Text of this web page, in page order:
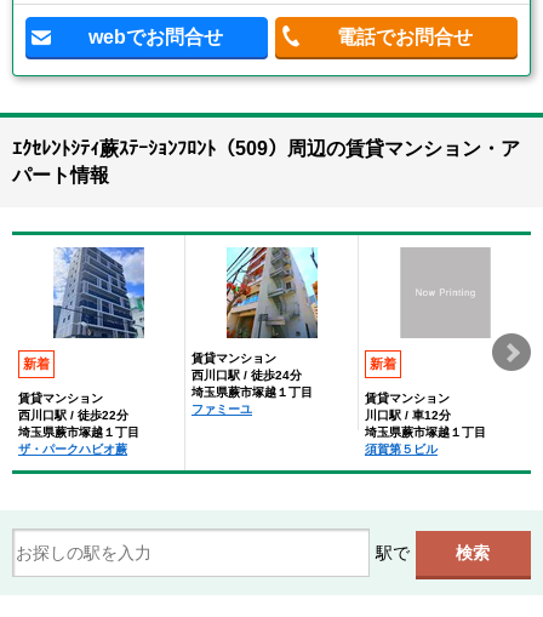
webでお問合せ 電話でお問合せ
ｴｸｾﾚﾝﾄｼﾃｨ蕨ｽﾃｰｼｮﾝﾌﾛﾝﾄ（509）周辺の賃貸マンション・ア
パート情報
新着
賃貸マンション
西川口駅 / 徒歩22分
埼玉県蕨市塚越１丁目
ザ・パークハビオ蕨
賃貸マンション
西川口駅 / 徒歩24分
埼玉県蕨市塚越１丁目
ファミーユ
新着
賃貸マンション
川口駅 / 車12分
埼玉県蕨市塚越１丁目
須賀第５ビル
駅で